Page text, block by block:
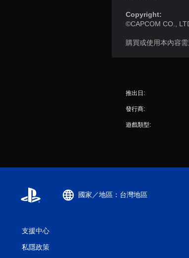
Copyright:
©CAPCOM CO.,
購買或使用本內容
推出日:
發行商:
遊戲類型:
國家／地區：台灣地區
支援中心
私隱政策